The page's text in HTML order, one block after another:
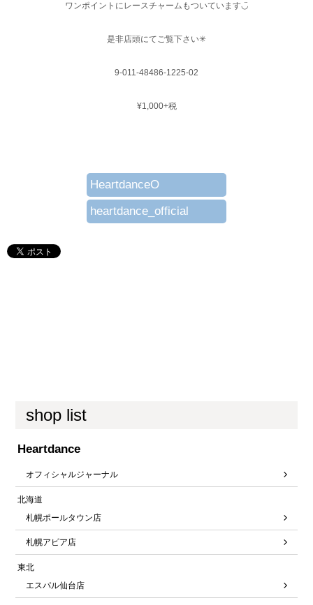
ワンポイントにレースチャームもついています◡̈
是非店頭にてご覧下さい✳︎
9-011-48486-1225-02
¥1,000+税
HeartdanceO
heartdance_official
shop list
Heartdance
オフィシャルジャーナル
北海道
札幌ポールタウン店
札幌アピア店
東北
エスパル仙台店